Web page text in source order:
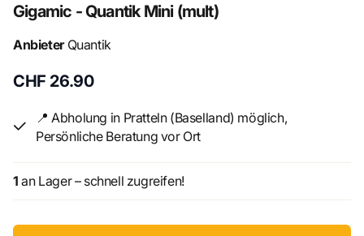
nächsten Spielstein gewinnt? 4 unterschiedliche Spielsteine
gewonnen, egal welcher Farbe.
Kannst du deinen Gegenspieler dazu bringen, dir zum Sieg
Strategiespiel für 2 Personen. Komplett aus Holz.
einer Reihe, Spalte oder einem Quadrat platziert, gewinnt
Figuren gehören.
Gigamic - Quantik Mini (mult)
AnbieterQuantik
CHF 26.90
📍 Abholung in Pratteln (Baselland) möglich,
Persönliche Beratung vor Ort
1 an Lager – schnell zugreifen!